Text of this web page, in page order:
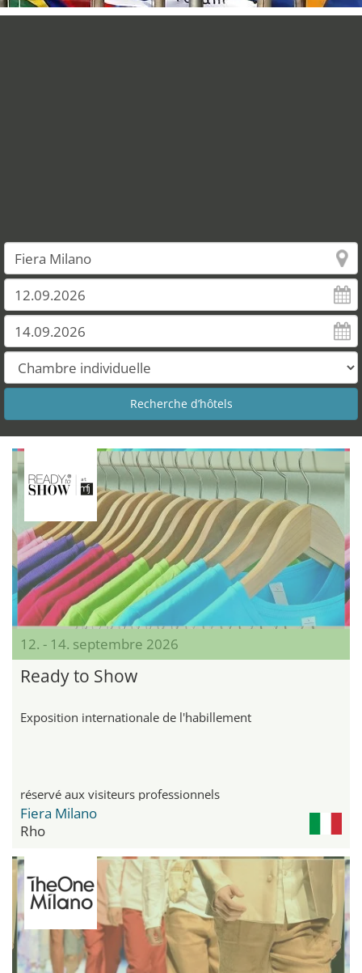
12. - 14. septembre 2026
Ready to Show
Exposition internationale de l'habillement
réservé aux visiteurs professionnels
Fiera Milano
Rho